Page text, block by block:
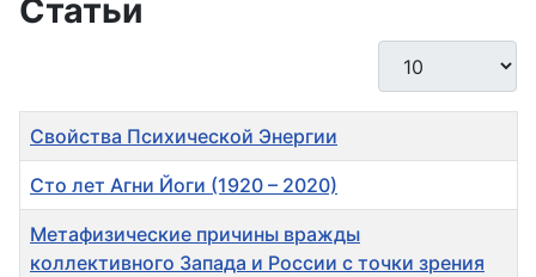
Статьи
Кол-во строк:
Заголовок
Свойства Психической Энергии
Сто лет Агни Йоги (1920 – 2020)
Метафизические причины вражды
коллективного Запада и России с точки зрения